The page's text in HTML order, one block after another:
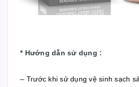
* Hướng dẫn sử dụng :
– Trước khi sử dụng vệ sinh sạch